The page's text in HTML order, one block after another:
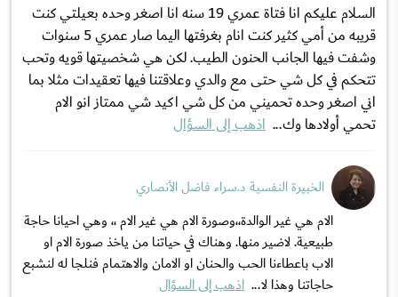
السلام عليكم انا فتاة عمري 19 سنه انا اصغر وحده بعيلتي كنت
قريبه من أمي كثير كنت انام بغرفتها اليما صار عمري 5 سنوات
وشفت فيها الجانب الحنون الطيب. لكن هي شخصيتها قويه وتحب
تتحكم في كل شي حتى مع والدي وعلاقتنا فيها تعقيدات مثلا بما
اني اصغر وحده تحميني من كل شي اكيد شي ممتاز انو الام
تحمي أولادها وك... اذهب إلى السؤال
الخبيرة النفسية د.سراء فاضل الأنصاري
الام هي غير الوالدة،،وصورة الام هي غير الام ،، وهي احيانا حاجة
طبيعية. لاضير منها. وهناك في حياتنا من ياخذ صورة الام او
الاب باعطاءنا الحب والحنان او الامان والاهتمام فنلجا له لنشبع
حاجاتنا وهذا لا... اذهب إلى السؤال